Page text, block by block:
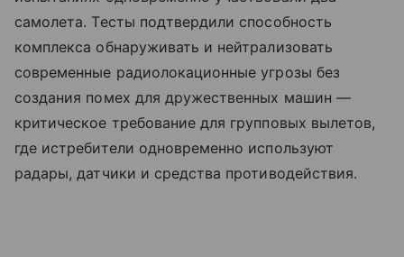
самолета. Тесты подтвердили способность
комплекса обнаруживать и нейтрализовать
современные радиолокационные угрозы без
создания помех для дружественных машин —
критическое требование для групповых вылетов,
где истребители одновременно используют
радары, датчики и средства противодействия.